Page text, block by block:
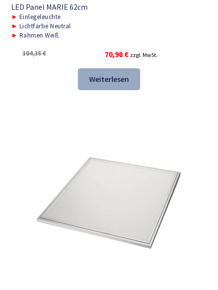
LED Panel MARIE 62cm
► Einlegeleuchte
► Lichtfarbe Neutral
► Rahmen Weiß
104,35€
Ursprünglicher
Preis
war:
104,35 €
70,98 €Aktueller
Preis
ist:
70,98 €.
zzgl. MwSt.
Weiterlesen